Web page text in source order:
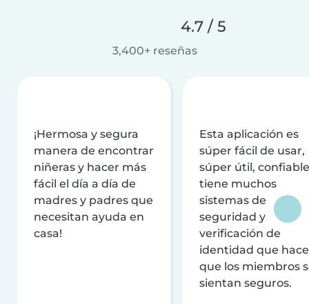
4.7 / 5
3,400+ reseñas
¡Hermosa y segura
manera de encontrar
niñeras y hacer más
fácil el día a día de
madres y padres que
necesitan ayuda en
casa!
Esta aplicación es
súper fácil de usar,
súper útil,
tiene muchos
sistemas de
seguridad y
verificación de
identidad que
que los miembros
sientan seguros.